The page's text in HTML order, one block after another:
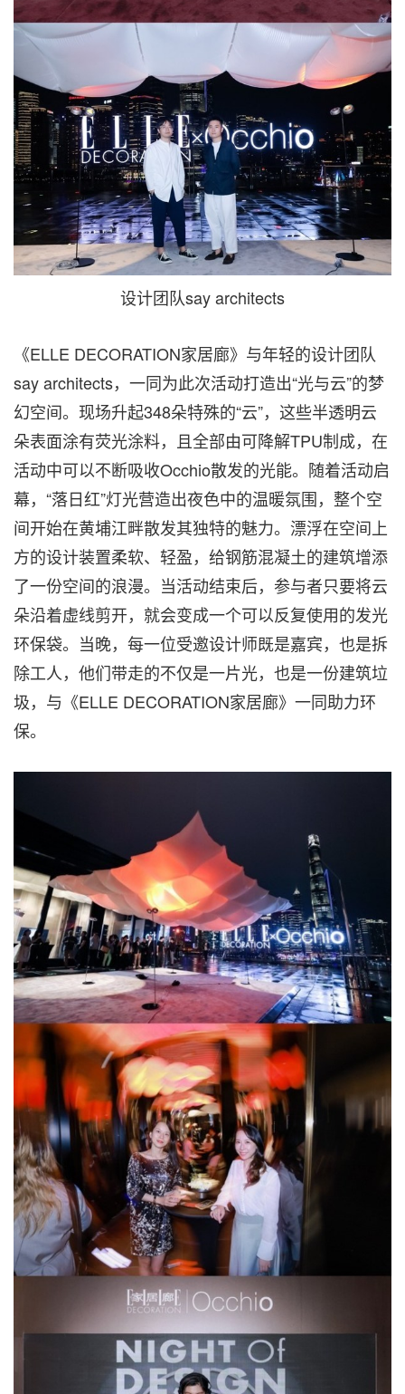
设计团队say architects
《ELLE DECORATION家居廊》与年轻的设计团队
say architects，一同为此次活动打造出“光与云”的梦
幻空间。现场升起348朵特殊的“云”，这些半透明云
朵表面涂有荧光涂料，且全部由可降解TPU制成，在
活动中可以不断吸收Occhio散发的光能。随着活动启
幕，“落日红”灯光营造出夜色中的温暖氛围，整个空
间开始在黄埔江畔散发其独特的魅力。漂浮在空间上
方的设计装置柔软、轻盈，给钢筋混凝土的建筑增添
了一份空间的浪漫。当活动结束后，参与者只要将云
朵沿着虚线剪开，就会变成一个可以反复使用的发光
环保袋。当晚，每一位受邀设计师既是嘉宾，也是拆
除工人，他们带走的不仅是一片光，也是一份建筑垃
圾，与《ELLE DECORATION家居廊》一同助力环
保。